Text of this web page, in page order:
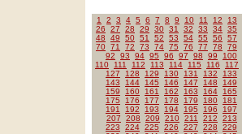
1 2 3 4 5 6 7 8 9 10 11 12
13
26
27 28 29 30 31 32 33 34 35
48
49 50 51 52 53 54 55 56
57
70 71 72 73 74 75 76 77 78
79
92
93 94 95 96 97 98 99
100
110
111 112 113 114 115 116
117
127
128 129 130 131 132
133
143
144 145 146 147 148
149
159
160 161 162 163 164
165
175
176 177 178 179 180
181
191
192 193 194 195 196
197
207
208 209 210 211 212
213
223
224 225 226 227 228
229